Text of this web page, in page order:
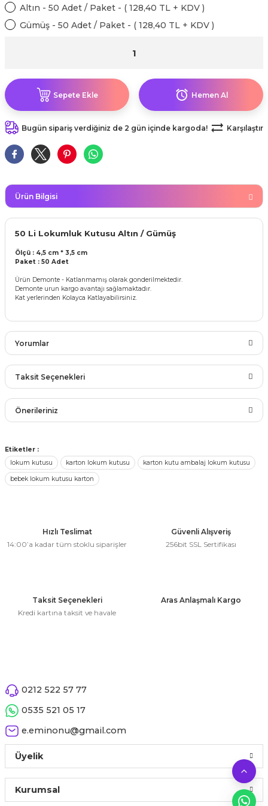
Veda Parti Malzemeleri
Süsleri
malzemeleri
VE NİKAH Şekeri SARF
İlk dişim
Malzemeleri
süsleri
Çeşitleri
ve Dekor Maske
Bıyık
modelleri (süslü
Malzemeleri
Taş Baskı Ürünleri
Altın - 50 Adet / Paket - ( 128,40 TL + KDV )
Gümüş - 50 Adet / Paket - ( 128,40 TL + KDV )
Sepete Ekle Hemen Al
Bugün sipariş verdiğiniz de 2 gün içinde kargoda! Karşılaştır
Ürün Bilgisi
50 Li Lokumluk Kutusu Altın / Gümüş
Ölçü : 4,5 cm * 3,5 cm
Paket : 50 Adet
Ürün Demonte - Katlanmamış olarak gonderilmektedir.
Demonte urun kargo avantajı sağlamaktadır.
Kat yerlerinden Kolayca Katlayabilirsiniz.
Yorumlar
Bu ürüne ilk yorumu siz yapın!
Taksit Seçenekleri
Önerileriniz
Bu ürünün fiyat bilgisi, resim, ürün açıklamalarında ve diğer
konularda yetersiz gördüğünüz noktaları öneri formunu
kullanarak tarafımıza iletebilirsiniz.
Görüş ve önerileriniz için teşekkür ederiz.
Ürün açıklamasında eksik bilgiler bulunuyor.
Ürün bilgilerinde hatalar bulunuyor.
Etiketler :
lokum kutusu
karton lokum kutusu karton kutu ambalaj lokum kutusu
bebek lokum kutusu karton
Hızlı Teslimat
14:00’a kadar tüm stoklu siparişler
Güvenli Alışveriş
256bit SSL Sertifikası
Taksit Seçenekleri
Kredi kartına taksit ve havale
Aras Anlaşmalı Kargo
0212 522 57 77
0535 521 05 17
e.eminonu@gmail.com
Üyelik
Kurumsal